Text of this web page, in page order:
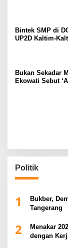
Bintek SMP di
UP2D Kaltim-
Jantung Listrik
Bukan Sekadar
Ekowati Sebut
Politik
1
Bukber,
Tangerang
2
Menakar
dengan